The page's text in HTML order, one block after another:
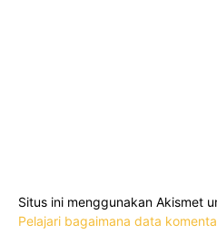
Situs ini menggunakan Akismet
Pelajari bagaimana data